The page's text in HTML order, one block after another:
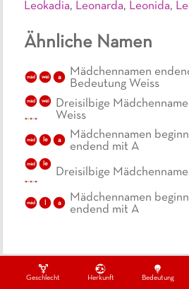
Geschlecht Herkunft Bedeutung
Leokadia, Leonarda, Leonida,
Ähnliche Namen
mäd wei a
Mädchennamen
Bedeutung Weiss
mäd wei
Dreisilbige
Weiss
mäd le a
Mädchennamen
endend mit A
mäd le
Dreisilbige
mäd l a
Mädchennamen
endend mit A